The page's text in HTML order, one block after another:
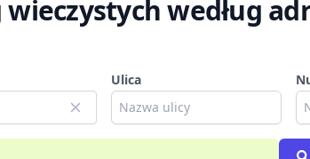
według
Ulica